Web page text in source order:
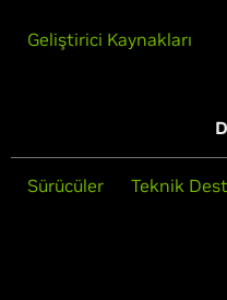
Geliştirici Kaynakları
Sürücüler Teknik